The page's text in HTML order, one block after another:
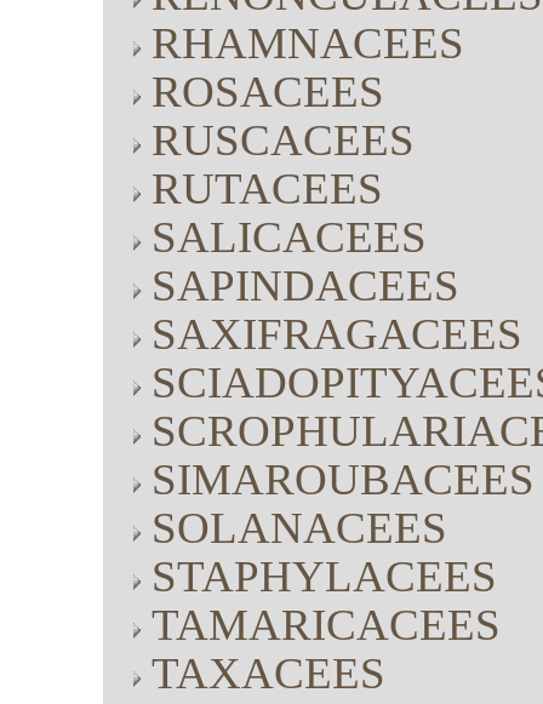
RHAMNACEES
ROSACEES
RUSCACEES
RUTACEES
SALICACEES
SAPINDACEES
SAXIFRAGACEES
SIMAROUBACEES
SOLANACEES
STAPHYLACEES
TAMARICACEES
TAXACEES